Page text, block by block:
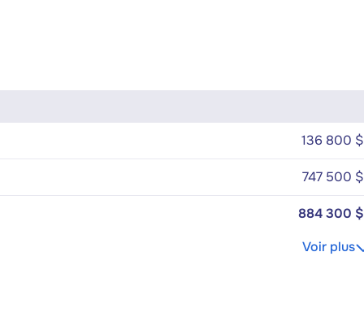
136 800 $
747 500 $
884 300 $
Voir plus